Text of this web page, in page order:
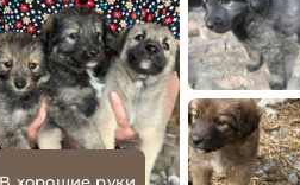
В хорошие руки